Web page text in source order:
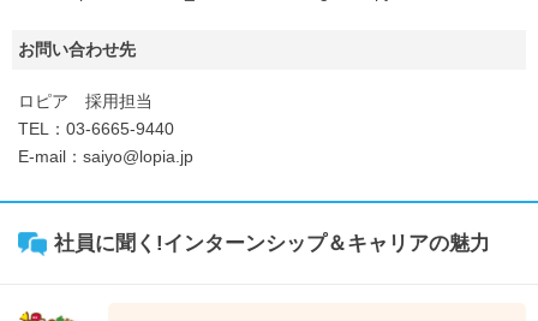
お問い合わせ先
ロピア 採用担当
TEL：03-6665-9440
E-mail：saiyo@lopia.jp
社員に聞く!インターンシップ＆キャリアの魅力